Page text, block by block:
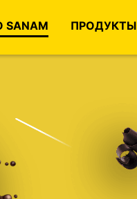
SANAM ПРОДУКТЫ